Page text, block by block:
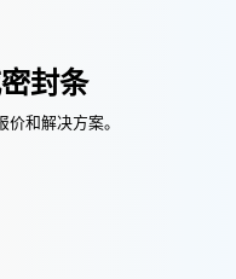
封条
和解决方案。